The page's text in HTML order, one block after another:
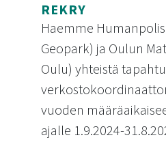
REKRY
Haemme
Geopark) ja Oulun
Oulu) yhteistä
vuoden
ajalle 1.9.2024-